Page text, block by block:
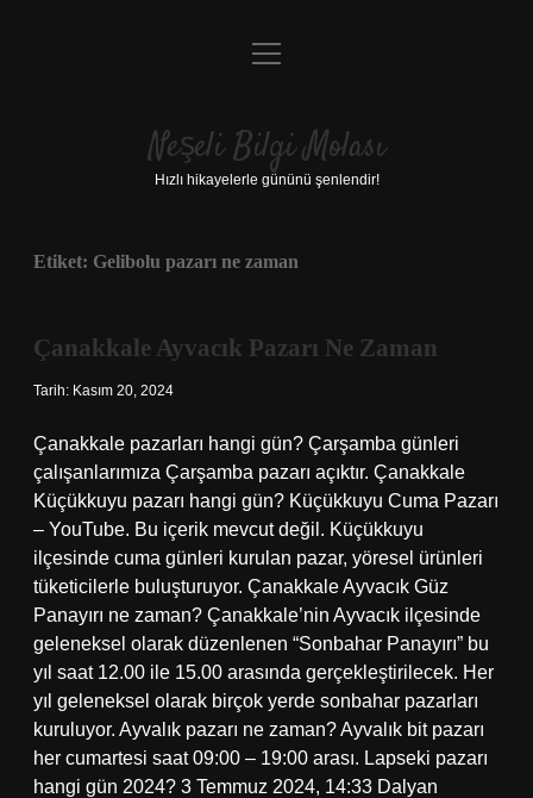
Anasayfa
Yasal Uyarı
menüyü
Neşeli Bilgi Molası
Hızlı hikayelerle gününü şenlendir!
Etiket: Gelibolu pazarı ne zaman
Çanakkale Ayvacık Pazarı Ne Zaman
Tarih: Kasım 20, 2024
Çanakkale pazarları hangi gün? Çarşamba günleri
çalışanlarımıza Çarşamba pazarı açıktır. Çanakkale
Küçükkuyu pazarı hangi gün? Küçükkuyu Cuma Pazarı
– YouTube. Bu içerik mevcut değil. Küçükkuyu
ilçesinde cuma günleri kurulan pazar, yöresel ürünleri
tüketicilerle buluşturuyor. Çanakkale Ayvacık Güz
Panayırı ne zaman? Çanakkale’nin Ayvacık ilçesinde
geleneksel olarak düzenlenen “Sonbahar Panayırı” bu
yıl saat 12.00 ile 15.00 arasında gerçekleştirilecek. Her
yıl geleneksel olarak birçok yerde sonbahar pazarları
kuruluyor. Ayvalık pazarı ne zaman? Ayvalık bit pazarı
her cumartesi saat 09:00 – 19:00 arası. Lapseki pazarı
hangi gün 2024? 3 Temmuz 2024, 14:33 Dalyan